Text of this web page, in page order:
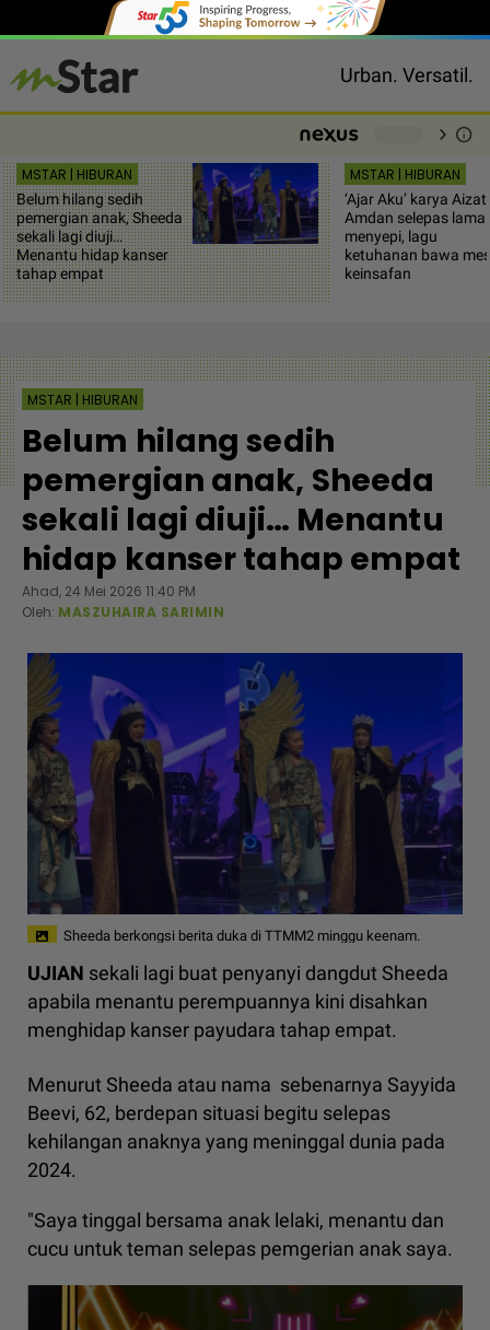
Urban. Versatil.
chevron_right info
MSTAR | HIBURAN
Belum hilang sedih
pemergian anak, Sheeda
sekali lagi diuji…
Menantu hidap kanser
tahap empat
MSTAR | HIBURAN
‘Ajar Aku’ karya Aizat
Amdan selepas lama
menyepi, lagu
ketuhanan bawa
keinsafan
MSTAR | HIBURAN
Belum hilang sedih
pemergian anak, Sheeda
sekali lagi diuji… Menantu
hidap kanser tahap empat
Ahad, 24 Mei 2026 11:40 PM
Oleh: MASZUHAIRA SARIMIN
Sheeda berkongsi berita duka di TTMM2 minggu keenam.
UJIAN sekali lagi buat penyanyi dangdut Sheeda
apabila menantu perempuannya kini disahkan
menghidap kanser payudara tahap empat.
Menurut Sheeda atau nama sebenarnya Sayyida
Beevi, 62, berdepan situasi begitu selepas
kehilangan anaknya yang meninggal dunia pada
2024.
"Saya tinggal bersama anak lelaki, menantu dan
cucu untuk teman selepas pemgerian anak saya.